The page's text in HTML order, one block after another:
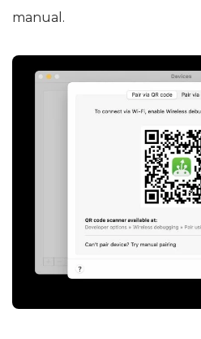
manual.